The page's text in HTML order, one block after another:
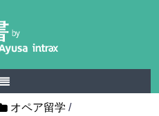
オペア留学 /